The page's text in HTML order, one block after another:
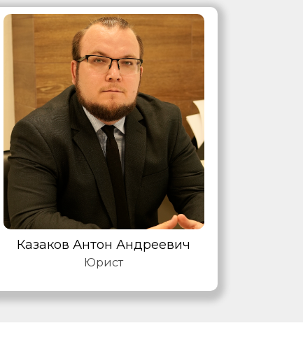
Казаков Антон Андреевич
Юрист